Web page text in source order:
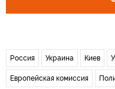
Россия Украина Киев
Европейская комиссия